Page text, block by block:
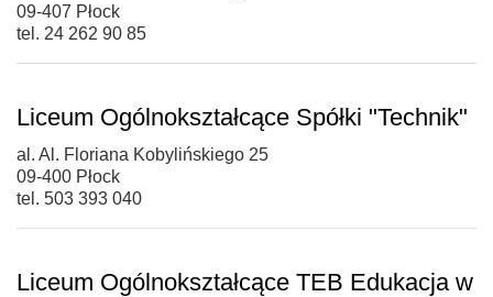
09-407 Płock
tel. 24 262 90 85
Liceum Ogólnokształcące Spółki "Technik"
al. Al. Floriana Kobylińskiego 25
09-400 Płock
tel. 503 393 040
Liceum Ogólnokształcące TEB Edukacja w